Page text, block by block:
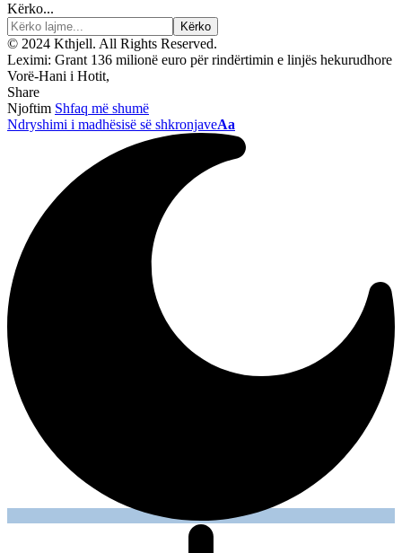
Kërko...
© 2024 Kthjell. All Rights Reserved.
Leximi: Grant 136 milionë euro për rindërtimin e linjës hekurudhore
Vorë-Hani i Hotit,
Share
Njoftim Shfaq më shumë
Ndryshimi i madhësisë së shkronjaveAa